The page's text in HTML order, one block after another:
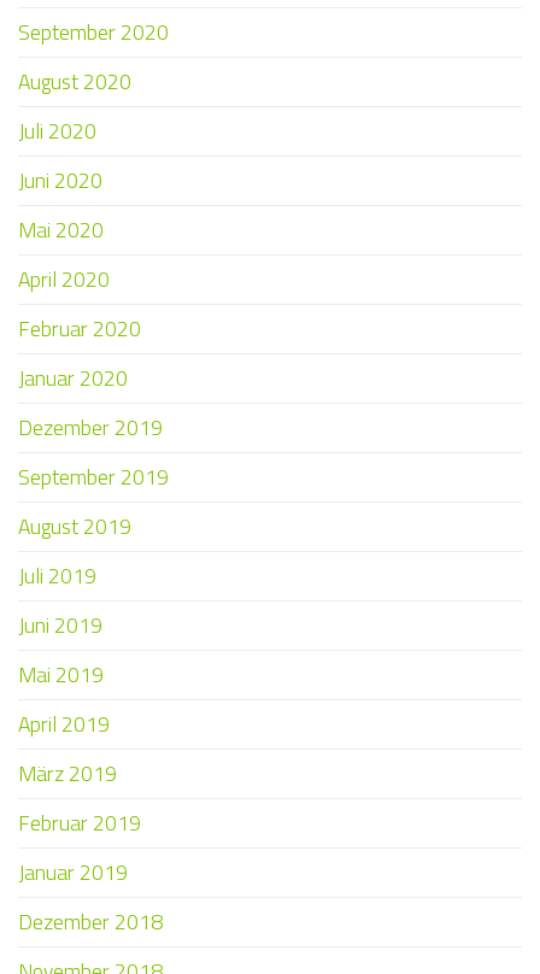
September 2020
August 2020
Juli 2020
Juni 2020
Mai 2020
April 2020
Februar 2020
Januar 2020
Dezember 2019
September 2019
August 2019
Juli 2019
Juni 2019
Mai 2019
April 2019
März 2019
Februar 2019
Januar 2019
Dezember 2018